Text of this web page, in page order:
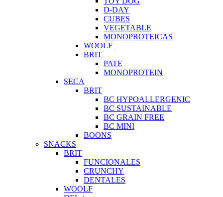
D-DAY
CUBES
VEGETABLE
MONOPROTEICAS
WOOLF
BRIT
PATE
MONOPROTEIN
SECA
BRIT
BC HYPOALLERGENIC
BC SUSTAINABLE
BC GRAIN FREE
BC MINI
BOONS
SNACKS
BRIT
FUNCIONALES
CRUNCHY
DENTALES
WOOLF